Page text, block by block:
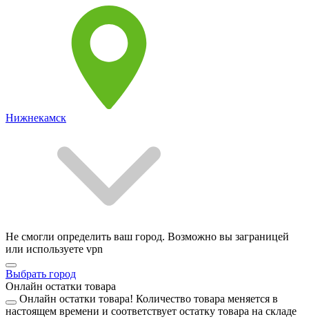
Нижнекамск
Не смогли определить ваш город. Возможно вы заграницей
или используете vpn
Выбрать город
Онлайн остатки товара
Онлайн остатки товара! Количество товара меняется в
настоящем времени и соответствует остатку товара на складе